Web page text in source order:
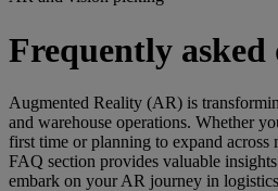
Frequently asked
Augmented Reality (AR) is
and warehouse operations. Whether
first time or planning to expand across
FAQ section provides valuable
embark on your AR journey in